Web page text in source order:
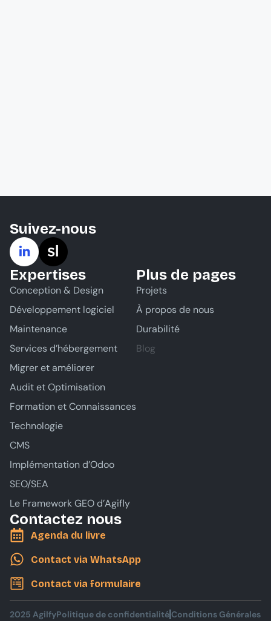
Suivez-nous
Expertises
Conception & Design
Développement logiciel
Maintenance
Services d’hébergement
Migrer et améliorer
Audit et Optimisation
Formation et Connaissances
Technologie
CMS
Implémentation d’Odoo
SEO/SEA
Le Framework GEO d’Agifly
Plus de pages
Projets
À propos de nous
Durabilité
Blog
Contactez nous
Agenda du livre
Contact via WhatsApp
Contact via formulaire
2025 AgilfyPolitique de confidentialité Conditions Générales